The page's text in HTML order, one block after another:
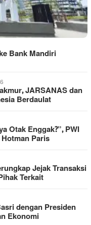
Bank Mandiri
JARSANAS dan
Berdaulat
Otak Enggak?”, PWI
Paris
Jejak Transaksi
Terkait
dengan Presiden
Ekonomi